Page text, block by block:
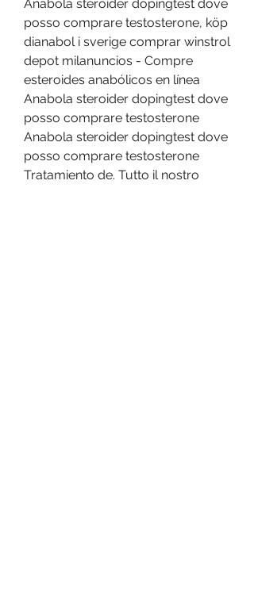
Anabola steroider dopingtest dove
posso comprare testosterone, köp
dianabol i sverige comprar winstrol
depot milanuncios - Compre
esteroides anabólicos en línea
Anabola steroider dopingtest dove
posso comprare testosterone
Anabola steroider dopingtest dove
posso comprare testosterone
Tratamiento de. Tutto il nostro